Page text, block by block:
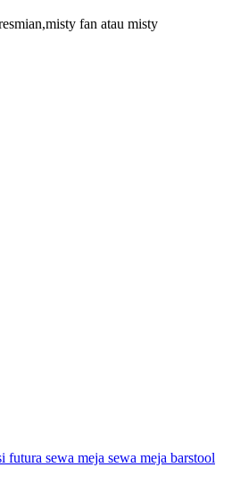
fan atau misty
futura sewa meja sewa meja barstool